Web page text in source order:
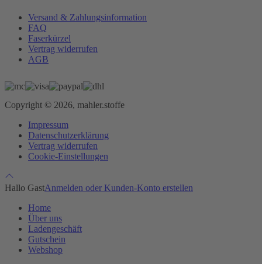
Versand & Zahlungsinformation
FAQ
Faserkürzel
Vertrag widerrufen
AGB
Copyright © 2026, mahler.stoffe
Impressum
Datenschutzerklärung
Vertrag widerrufen
Cookie-Einstellungen
Hallo GastAnmelden oder Kunden-Konto erstellen
Home
Über uns
Ladengeschäft
Gutschein
Webshop